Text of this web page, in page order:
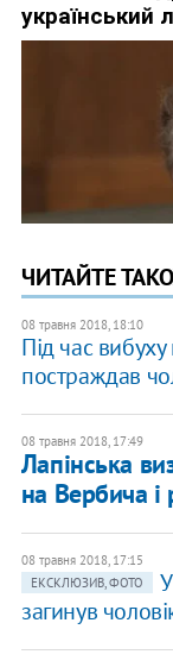
ЧИТАЙТЕ
08 травня 2018, 18:10
Під час
постраждав
08 травня 2018, 17:49
Лапінська
на Вербича і
08 травня 2018, 17:15
ЕКСКЛЮЗИВ, ФОТО
загинув